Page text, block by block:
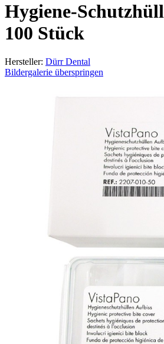
Hygiene-
100 Stück
Hersteller: Dürr Dental
Bildergalerie überspringen